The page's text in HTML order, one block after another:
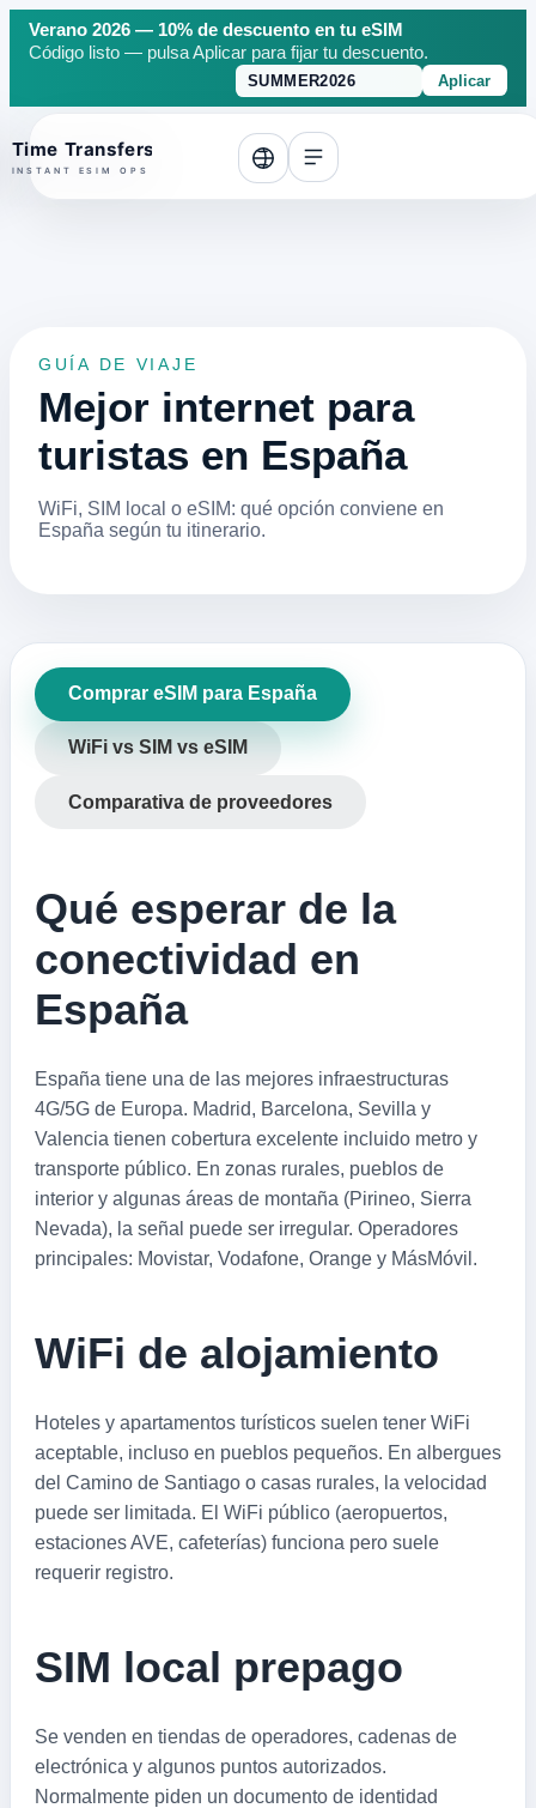
Verano 2026 — 10% de descuento en tu eSIM
Código listo — pulsa Aplicar para fijar tu descuento.
Aplicar
top
GUÍA DE VIAJE
Mejor internet para
turistas en España
WiFi, SIM local o eSIM: qué opción conviene en
España según tu itinerario.
Comprar eSIM para España
WiFi vs SIM vs eSIM
Comparativa de proveedores
Qué esperar de la
conectividad en
España
España tiene una de las mejores infraestructuras
4G/5G de Europa. Madrid, Barcelona, Sevilla y
Valencia tienen cobertura excelente incluido metro y
transporte público. En zonas rurales, pueblos de
interior y algunas áreas de montaña (Pirineo, Sierra
Nevada), la señal puede ser irregular. Operadores
principales: Movistar, Vodafone, Orange y MásMóvil.
WiFi de alojamiento
Hoteles y apartamentos turísticos suelen tener WiFi
aceptable, incluso en pueblos pequeños. En albergues
del Camino de Santiago o casas rurales, la velocidad
puede ser limitada. El WiFi público (aeropuertos,
estaciones AVE, cafeterías) funciona pero suele
requerir registro.
SIM local prepago
Se venden en tiendas de operadores, cadenas de
electrónica y algunos puntos autorizados.
Normalmente piden un documento de identidad